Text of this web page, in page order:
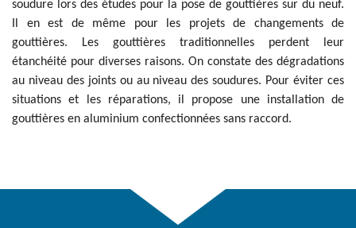
soudure lors des études pour la pose de gouttières sur du neuf.
Il en est de même pour les projets de changements de
gouttières. Les gouttières traditionnelles perdent leur
étanchéité pour diverses raisons. On constate des dégradations
au niveau des joints ou au niveau des soudures. Pour éviter ces
situations et les réparations, il propose une installation de
gouttières en aluminium confectionnées sans raccord.